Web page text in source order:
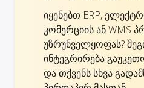
იყენებთ ERP,
კომერციის ან WMS
უზრუნველყოფას?
ინტეგრირება
და თქვენს სხვა